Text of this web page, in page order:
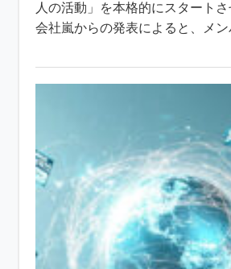
人の活動」を本格的にスタート
会社嵐からの発表によると、メ